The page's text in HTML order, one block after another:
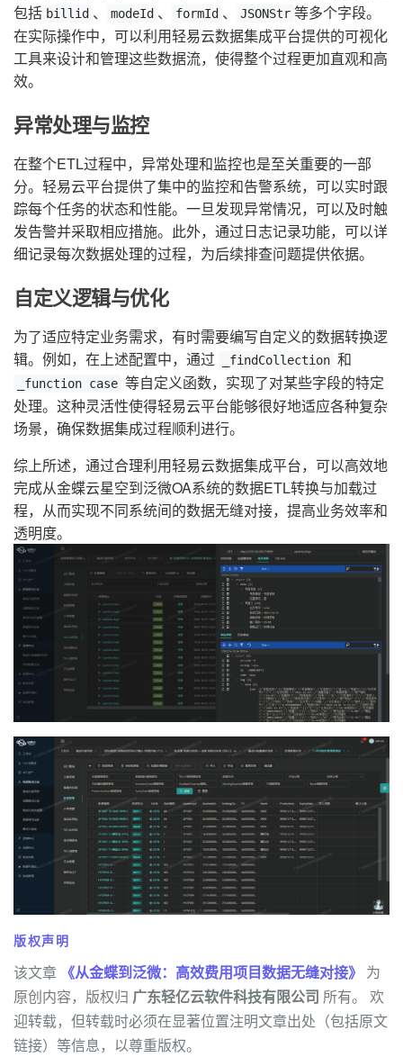
包括 billid 、 modeId 、 formId 、 JSONStr 等多个字段。
在实际操作中，可以利用轻易云数据集成平台提供的可视化
工具来设计和管理这些数据流，使得整个过程更加直观和高
效。
异常处理与监控
在整个ETL过程中，异常处理和监控也是至关重要的一部
分。轻易云平台提供了集中的监控和告警系统，可以实时跟
踪每个任务的状态和性能。一旦发现异常情况，可以及时触
发告警并采取相应措施。此外，通过日志记录功能，可以详
细记录每次数据处理的过程，为后续排查问题提供依据。
自定义逻辑与优化
为了适应特定业务需求，有时需要编写自定义的数据转换逻
辑。例如，在上述配置中，通过
_findCollection 和
_function case 等自定义函数，实现了对某些字段的特定
处理。这种灵活性使得轻易云平台能够很好地适应各种复杂
场景，确保数据集成过程顺利进行。
综上所述，通过合理利用轻易云数据集成平台，可以高效地
完成从金蝶云星空到泛微OA系统的数据ETL转换与加载过
程，从而实现不同系统间的数据无缝对接，提高业务效率和
透明度。
版权声明
该文章 《从金蝶到泛微：高效费用项目数据无缝对接》 为
原创内容，版权归 广东轻亿云软件科技有限公司 所有。 欢
迎转载，但转载时必须在显著位置注明文章出处（包括原文
链接）等信息，以尊重版权。